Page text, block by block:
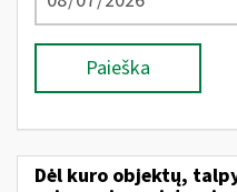
Paieška
Dėl kuro objektų,